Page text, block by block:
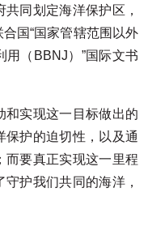
同划定海洋保护区，
国“国家管辖范围以外
用（BBNJ）”国际文书
和实现这一目标做出的
保护的迫切性，以及通
而要真正实现这一里程
护我们共同的海洋，